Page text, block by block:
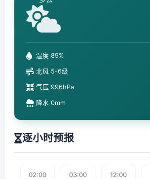
湿度 89%
北风 5-6级
气压 996hPa
降水 0mm
逐小时预报
02:00 03:00 12:00